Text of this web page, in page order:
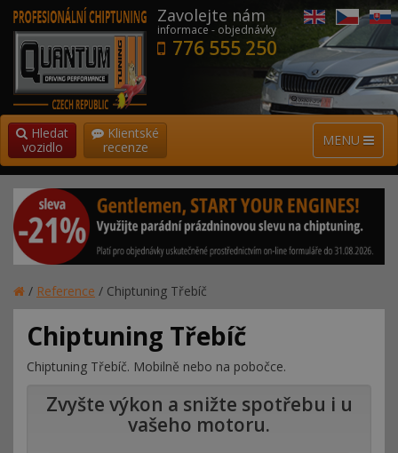
Zavolejte nám
informace - objednávky
776 555 250
MENU
Hledat
vozidlo
Klientské
recenze
/ Reference / Chiptuning Třebíč
Chiptuning Třebíč
Chiptuning Třebíč. Mobilně nebo na pobočce.
Zvyšte výkon a snižte spotřebu i u
vašeho motoru.